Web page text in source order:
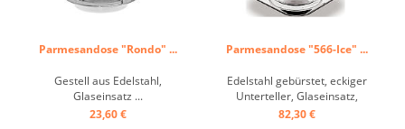
Parmesandose "Rondo" ...
Gestell aus Edelstahl,
Glaseinsatz ...
23,60 €
Parmesandose "566-Ice" ...
Edelstahl gebürstet, eckiger
Unterteller, Glaseinsatz,
Deckel, gewölbt ...
82,30 €